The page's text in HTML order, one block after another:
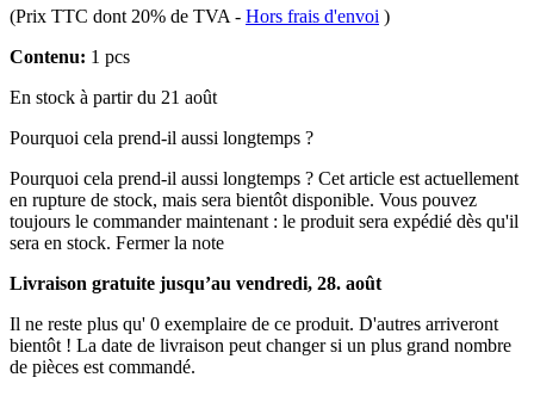
(Prix TTC dont 20% de TVA - Hors frais d'envoi )
Contenu: 1 pcs
En stock à partir du 21 août
Pourquoi cela prend-il aussi longtemps ?
Pourquoi cela prend-il aussi longtemps ? Cet article est actuellement
en rupture de stock, mais sera bientôt disponible. Vous pouvez
toujours le commander maintenant : le produit sera expédié dès qu'il
sera en stock. Fermer la note
Livraison gratuite jusqu’au vendredi, 28. août
Il ne reste plus qu' 0 exemplaire de ce produit. D'autres arriveront
bientôt ! La date de livraison peut changer si un plus grand nombre
de pièces est commandé.